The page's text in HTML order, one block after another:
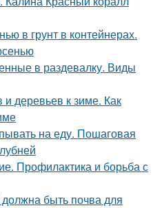
в грунт в контейнерах.
в раздевалку. Виды
и деревьев к зиме. Как
на еду. Пошаговая
Профилактика и борьба с
быть почва для